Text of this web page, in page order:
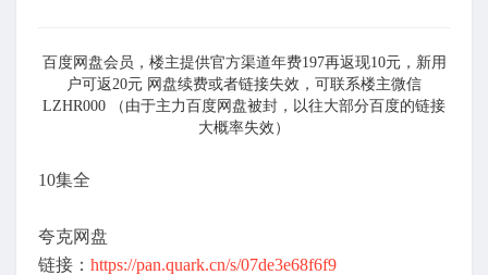
百度网盘会员，楼主提供官方渠道年费197再返现10元，新用
户可返20元 网盘续费或者链接失效，可联系楼主微信
LZHR000 （由于主力百度网盘被封，以往大部分百度的链接
大概率失效）
10集全
夸克网盘
链接： https://pan.quark.cn/s/07de3e68f6f9